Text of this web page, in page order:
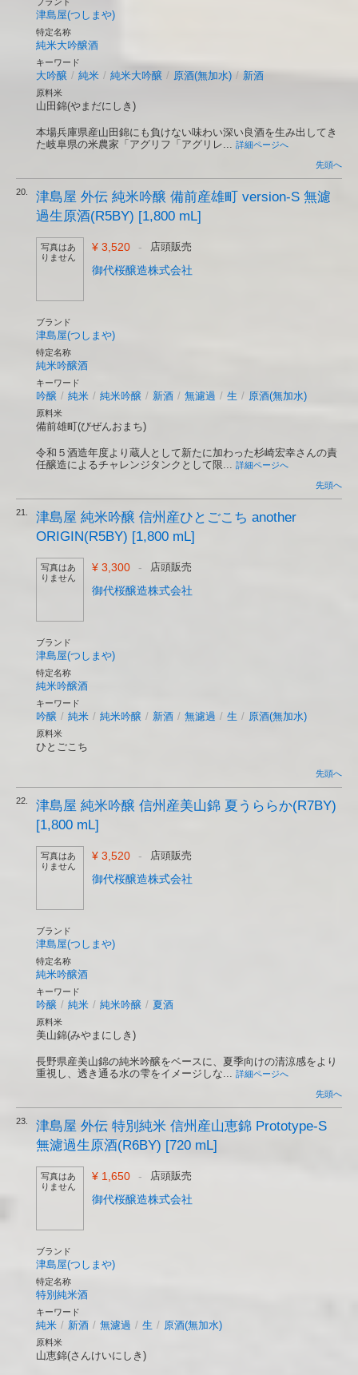
津島屋(つしまや)
特定名称
純米大吟醸酒
キーワード
大吟醸 / 純米 / 純米大吟醸 / 原酒(無加水) / 新酒
原料米
山田錦(やまだにしき)
本場兵庫県産山田錦にも負けない味わい深い良酒を生み出してき
た岐阜県の米農家「アグリフ「アグリレ... 詳細ページへ
先頭へ
20.
津島屋 外伝 純米吟醸 備前産雄町 version-S 無濾
過生原酒(R5BY) [1,800 mL]
写真はあ
りません
¥ 3,520 - 店頭販売
御代桜醸造株式会社
ブランド
津島屋(つしまや)
特定名称
純米吟醸酒
キーワード
吟醸 / 純米 / 純米吟醸 / 新酒 / 無濾過 / 生 / 原酒(無加水)
原料米
備前雄町(びぜんおまち)
令和５酒造年度より蔵人として新たに加わった杉崎宏幸さんの責
任醸造によるチャレンジタンクとして限... 詳細ページへ
先頭へ
21.
津島屋 純米吟醸 信州産ひとごこち another
ORIGIN(R5BY) [1,800 mL]
写真はあ
りません
¥ 3,300 - 店頭販売
御代桜醸造株式会社
ブランド
津島屋(つしまや)
特定名称
純米吟醸酒
キーワード
吟醸 / 純米 / 純米吟醸 / 新酒 / 無濾過 / 生 / 原酒(無加水)
原料米
ひとごこち
先頭へ
22.
津島屋 純米吟醸 信州産美山錦 夏うららか(R7BY)
[1,800 mL]
写真はあ
りません
¥ 3,520 - 店頭販売
御代桜醸造株式会社
ブランド
津島屋(つしまや)
特定名称
純米吟醸酒
キーワード
吟醸 / 純米 / 純米吟醸 / 夏酒
原料米
美山錦(みやまにしき)
長野県産美山錦の純米吟醸をベースに、夏季向けの清涼感をより
重視し、透き通る水の雫をイメージしな... 詳細ページへ
先頭へ
23.
津島屋 外伝 特別純米 信州産山恵錦 Prototype-S
無濾過生原酒(R6BY) [720 mL]
写真はあ
りません
¥ 1,650 - 店頭販売
御代桜醸造株式会社
ブランド
津島屋(つしまや)
特定名称
特別純米酒
キーワード
純米 / 新酒 / 無濾過 / 生 / 原酒(無加水)
原料米
山恵錦(さんけいにしき)